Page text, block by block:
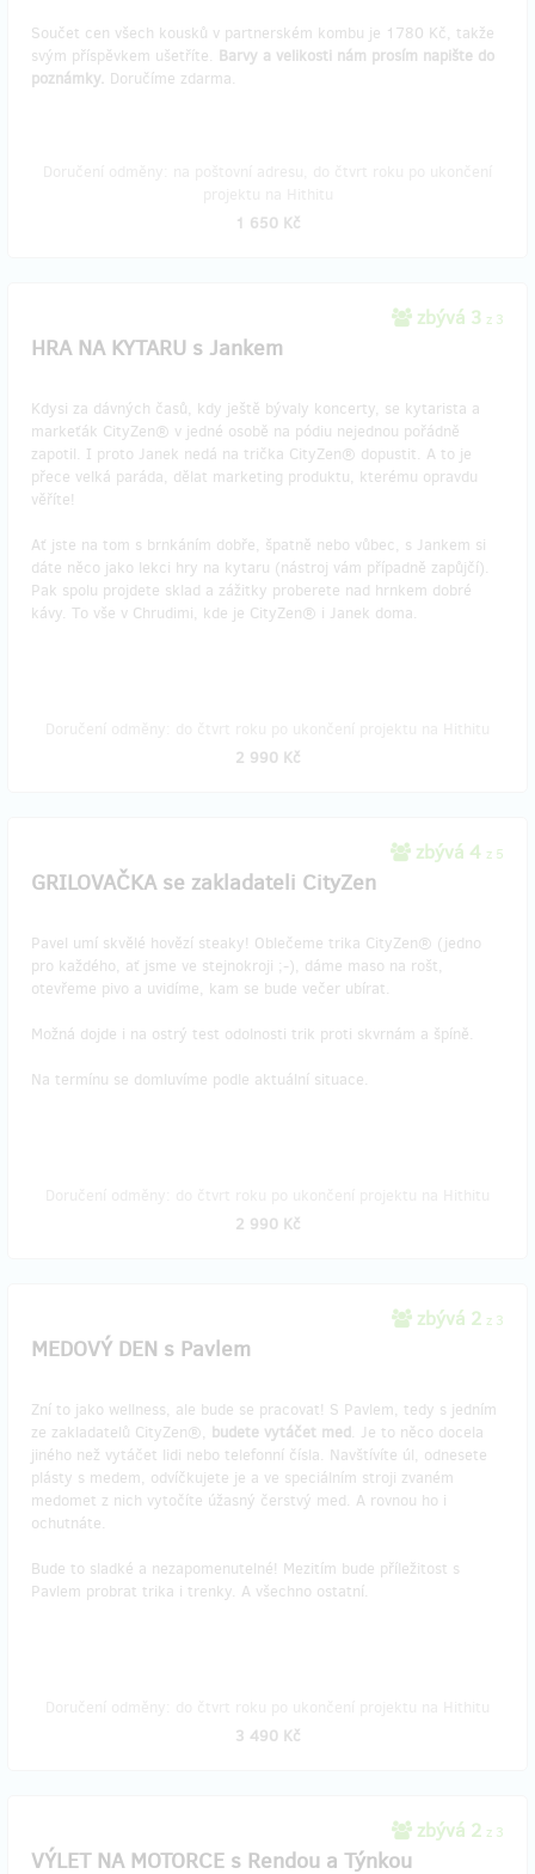
Součet cen všech kousků v partnerském kombu je 1780 Kč, takže
svým příspěvkem ušetříte. Barvy a velikosti nám prosím napište do
poznámky. Doručíme zdarma.
1 650 Kč
zbývá 3 z 3
HRA NA KYTARU s Jankem
Kdysi za dávných časů, kdy ještě bývaly koncerty, se kytarista a
markeťák CityZen® v jedné osobě na pódiu nejednou pořádně
zapotil. I proto Janek nedá na trička CityZen® dopustit. A to je
přece velká paráda, dělat marketing produktu, kterému opravdu
věříte!
Ať jste na tom s brnkáním dobře, špatně nebo vůbec, s Jankem si
dáte něco jako lekci hry na kytaru (nástroj vám případně zapůjčí).
Pak spolu projdete sklad a zážitky proberete nad hrnkem dobré
kávy. To vše v Chrudimi, kde je CityZen® i Janek doma.
2 990 Kč
zbývá 4 z 5
GRILOVAČKA se zakladateli CityZen
Pavel umí skvělé hovězí steaky! Oblečeme trika CityZen® (jedno
pro každého, ať jsme ve stejnokroji ;-), dáme maso na rošt,
otevřeme pivo a uvidíme, kam se bude večer ubírat.
Možná dojde i na ostrý test odolnosti trik proti skvrnám a špíně.
Na termínu se domluvíme podle aktuální situace.
2 990 Kč
zbývá 2 z 3
MEDOVÝ DEN s Pavlem
Zní to jako wellness, ale bude se pracovat! S Pavlem, tedy s jedním
ze zakladatelů CityZen®, budete vytáčet med. Je to něco docela
jiného než vytáčet lidi nebo telefonní čísla. Navštívíte úl, odnesete
plásty s medem, odvíčkujete je a ve speciálním stroji zvaném
medomet z nich vytočíte úžasný čerstvý med. A rovnou ho i
ochutnáte.
Bude to sladké a nezapomenutelné! Mezitím bude příležitost s
Pavlem probrat trika i trenky. A všechno ostatní.
3 490 Kč
zbývá 2 z 3
VÝLET NA MOTORCE s Rendou a Týnkou